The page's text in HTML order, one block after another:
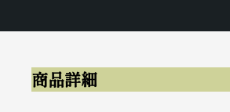
商品詳細